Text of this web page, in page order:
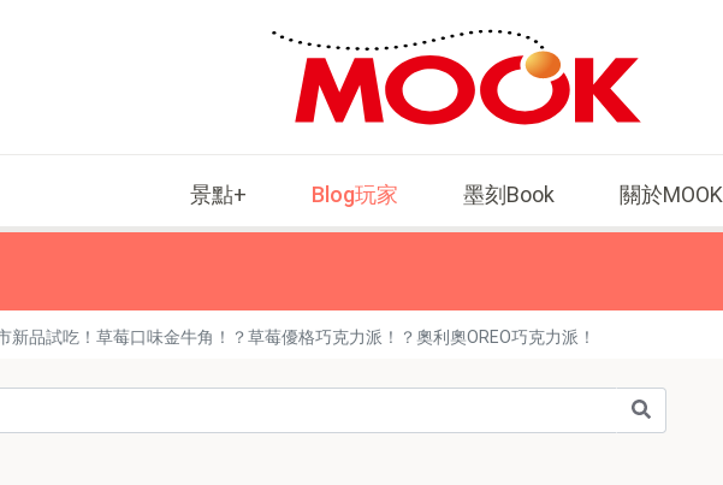
景點+ Blog玩家 墨刻Book 關於MOOK
新品試吃！草莓口味金牛角！？草莓優格巧克力派！？奧利奧OREO巧克力派！